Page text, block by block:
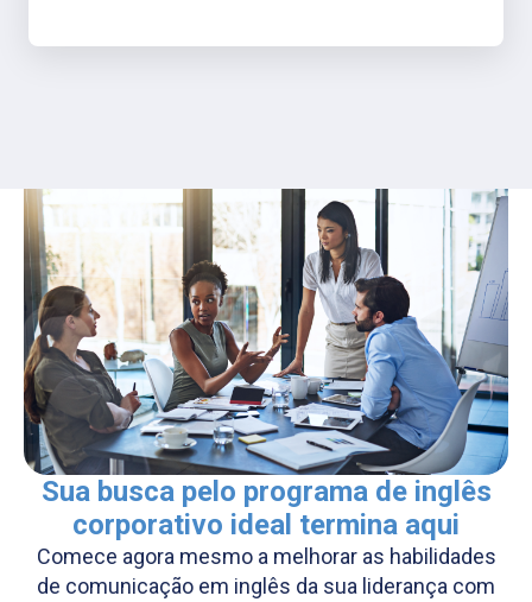
Sua busca pelo programa de inglês
corporativo ideal termina aqui
Comece agora mesmo a melhorar as habilidades
de comunicação em inglês da sua liderança com